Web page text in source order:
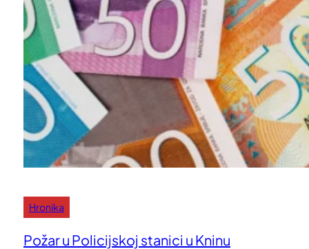
Hronika
Požar u Policijskoj stanici u Kninu